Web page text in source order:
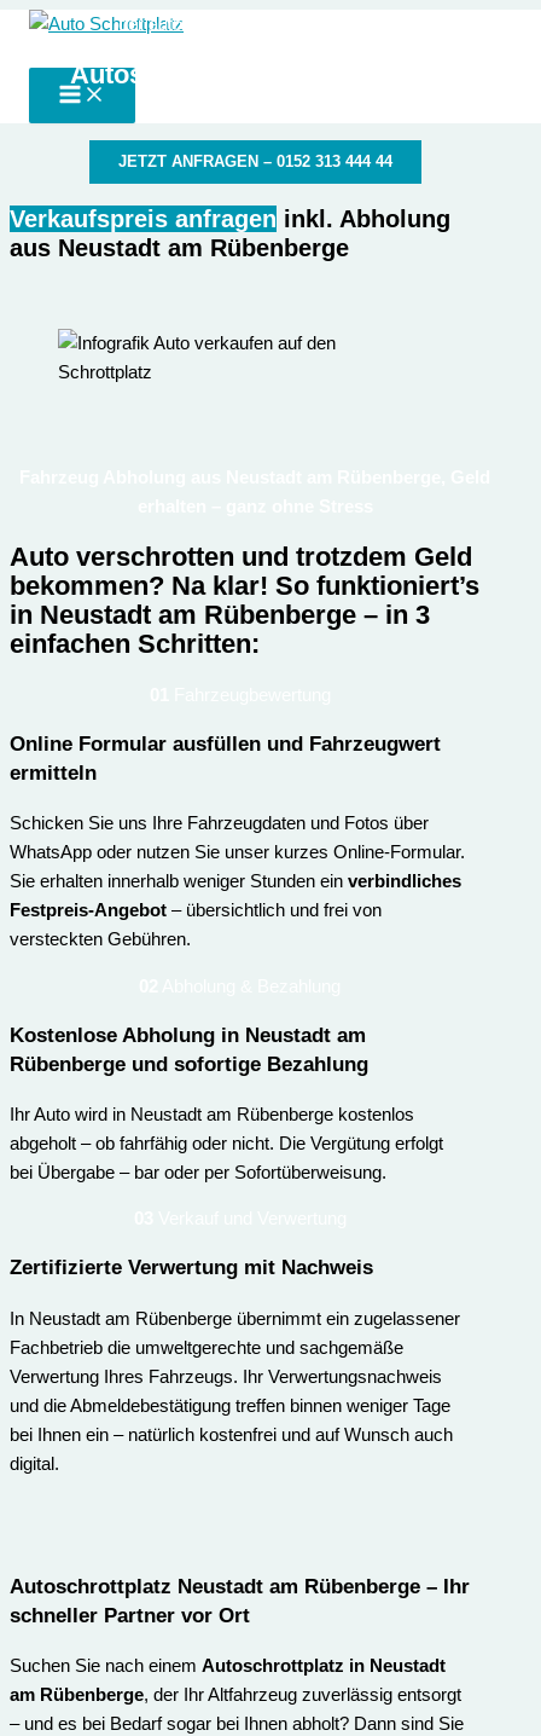
Zum
springen
der autoschrottplatz in deiner Nähe
Autoschrottplatz Neustadt am
JETZT ANFRAGEN – 0152 313 444 44
Verkaufspreis anfragen inkl. Abholung
aus Neustadt am Rübenberge
Auto verschrotten und trotzdem Geld
bekommen? Na klar! So funktioniert’s
in Neustadt am Rübenberge – in 3
einfachen Schritten:
Online Formular ausfüllen und Fahrzeugwert
ermitteln
Schicken Sie uns Ihre Fahrzeugdaten und Fotos über
WhatsApp oder nutzen Sie unser kurzes Online-Formular.
Sie erhalten innerhalb weniger Stunden ein verbindliches
Festpreis-Angebot – übersichtlich und frei von
versteckten Gebühren.
Kostenlose Abholung in Neustadt am
Rübenberge und sofortige Bezahlung
Ihr Auto wird in Neustadt am Rübenberge kostenlos
abgeholt – ob fahrfähig oder nicht. Die Vergütung erfolgt
bei Übergabe – bar oder per Sofortüberweisung.
Zertifizierte Verwertung mit Nachweis
In Neustadt am Rübenberge übernimmt ein zugelassener
Fachbetrieb die umweltgerechte und sachgemäße
Verwertung Ihres Fahrzeugs. Ihr Verwertungsnachweis
und die Abmeldebestätigung treffen binnen weniger Tage
bei Ihnen ein – natürlich kostenfrei und auf Wunsch auch
digital.
Autoschrottplatz Neustadt am Rübenberge – Ihr
schneller Partner vor Ort
Suchen Sie nach einem Autoschrottplatz in Neustadt
am Rübenberge, der Ihr Altfahrzeug zuverlässig entsorgt
– und es bei Bedarf sogar bei Ihnen abholt? Dann sind Sie